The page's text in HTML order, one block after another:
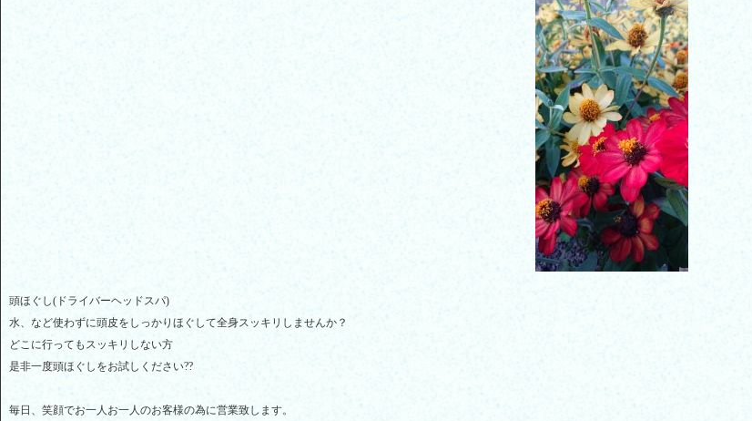
頭ほぐし(ドライバーヘッドスパ)
水、など使わずに頭皮をしっかりほぐして全身スッキリしませんか？
どこに行ってもスッキリしない方
是非一度頭ほぐしをお試しください??
毎日、笑顔でお一人お一人のお客様の為に営業致します。